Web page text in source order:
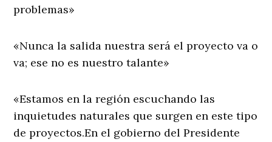
problemas»
«Nunca la salida nuestra será el proyecto va o
va; ese no es nuestro talante»
«Estamos en la región escuchando las
inquietudes naturales que surgen en este tipo
de proyectos.En el gobierno del Presidente